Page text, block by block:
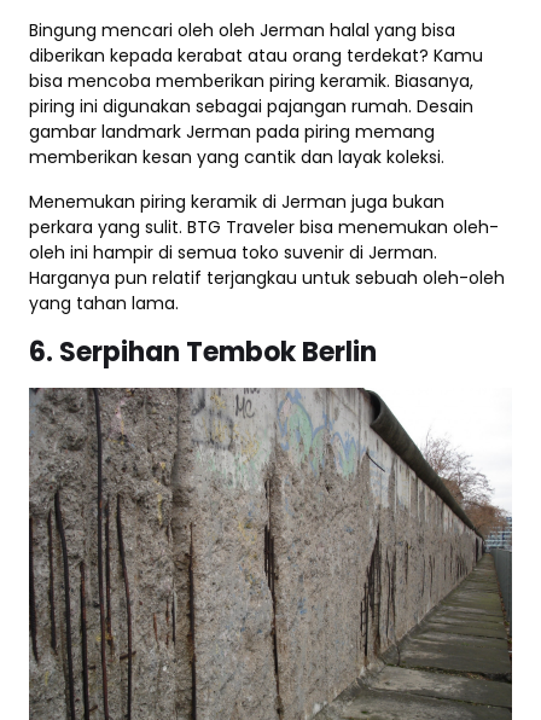
Bingung mencari oleh oleh Jerman halal yang bisa
diberikan kepada kerabat atau orang terdekat? Kamu
bisa mencoba memberikan piring keramik. Biasanya,
piring ini digunakan sebagai pajangan rumah. Desain
gambar landmark Jerman pada piring memang
memberikan kesan yang cantik dan layak koleksi.
Menemukan piring keramik di Jerman juga bukan
perkara yang sulit. BTG Traveler bisa menemukan oleh-
oleh ini hampir di semua toko suvenir di Jerman.
Harganya pun relatif terjangkau untuk sebuah oleh-oleh
yang tahan lama.
6. Serpihan Tembok Berlin